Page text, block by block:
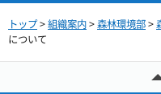
トップ>組織案内>森林環境部>
について